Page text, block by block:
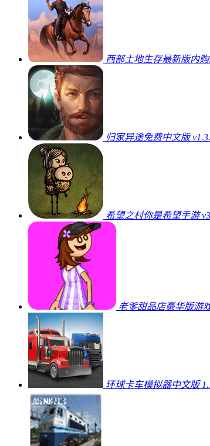
西部土地生存最新版内购
归家异途免费中文版
希望之村你是希望手游
老爹甜品店豪华版游
环球卡车模拟器中文版